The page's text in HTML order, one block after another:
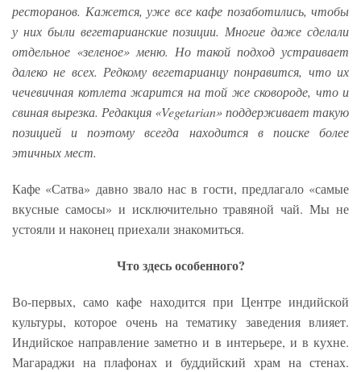
ресторанов. Кажется, уже все кафе позаботились, чтобы
у них были вегетарианские позиции. Многие даже сделали
отдельное «зеленое» меню. Но такой подход устраивает
далеко не всех. Редкому вегетарианцу понравится, что их
чечевичная котлета жарится на той же сковороде, что и
свиная вырезка. Редакция «Vegetarian» поддерживает такую
позицией и поэтому всегда находится в поиске более
этичных мест.
Кафе «Сатва» давно звало нас в гости, предлагало «самые
вкусные самосы» и исключительно травяной чай. Мы не
устояли и наконец приехали знакомиться.
Что здесь особенного?
Во-первых, само кафе находится при Центре индийской
культуры, которое очень на тематику заведения влияет.
Индийское направление заметно и в интерьере, и в кухне.
Магараджи на плафонах и буддийский храм на стенах.